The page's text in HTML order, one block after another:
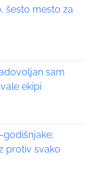
šesto mesto za
sam
ekipi
godišnjake;
protiv svako